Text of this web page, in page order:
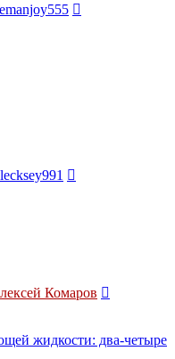
Комаров
жидкости: два-четыре